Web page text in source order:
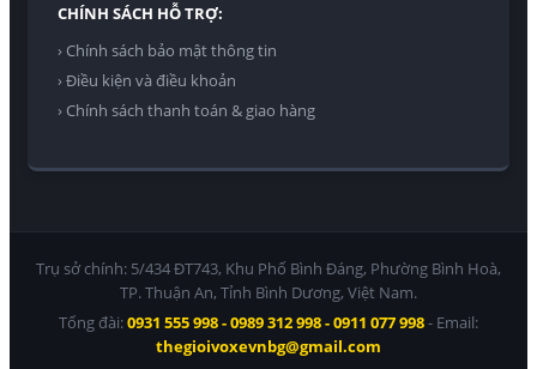
CHÍNH SÁCH HỖ TRỢ:
› Chính sách bảo mật thông tin
› Điều kiện và điều khoản
› Chính sách thanh toán & giao hàng
Trụ sở chính: 5/434 ĐT743, Khu Phố Bình Đáng, Phường Bình Hoà,
TP. Thuận An, Tỉnh Bình Dương, Việt Nam.
Tổng đài:0931 555 998 - 0989 312 998 - 0911 077 998- Email:
thegioivoxevnbg@gmail.com